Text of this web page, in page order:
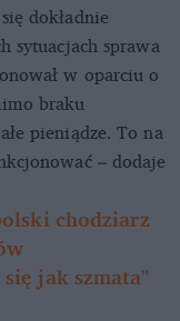
dokładnie
sytuacjach sprawa
w oparciu o
braku
pieniądze. To na
– dodaje
chodziarz
jak szmata"